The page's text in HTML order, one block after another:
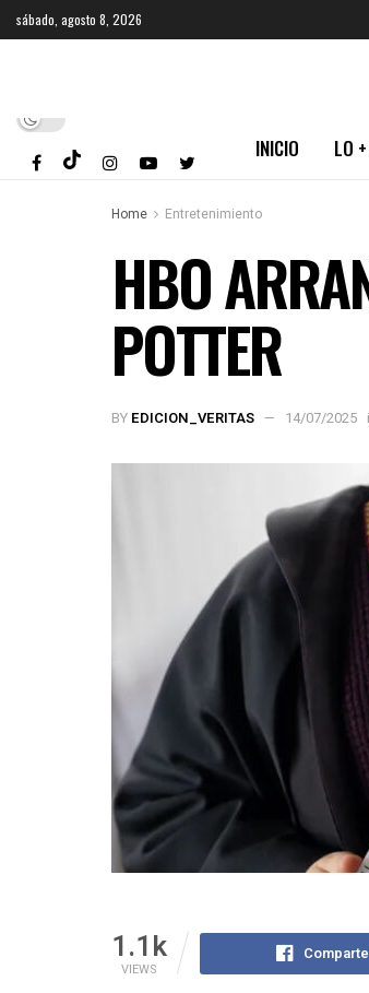
sábado, agosto 8, 2026
INICIO LO
Home Entretenimiento
HBO
POTTER
BY EDICION_VERITAS 14/07/2025
1.1k
VIEWS